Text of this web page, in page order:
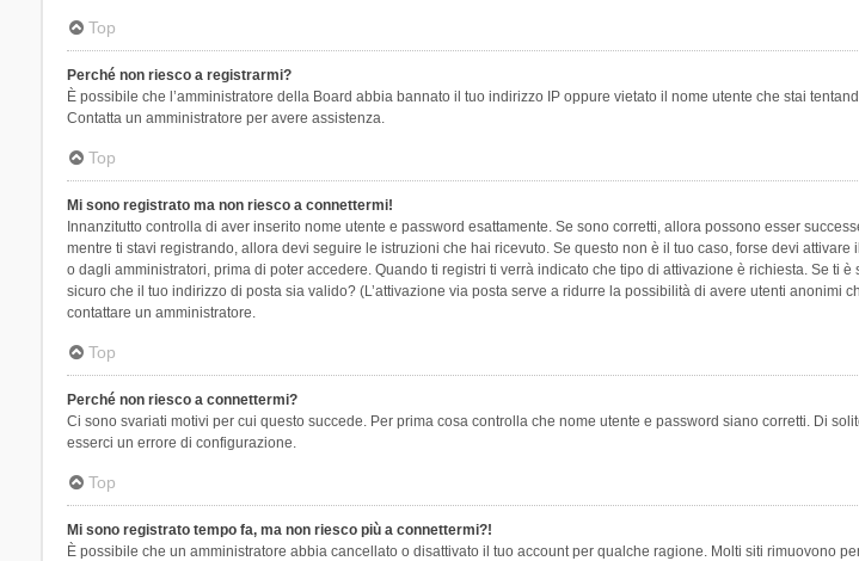
Top
Perché non riesco a registrarmi?
È possibile che l’amministratore della Board abbia bannato il tuo indirizzo IP oppure vietato il nome utente che stai
Contatta un amministratore per avere assistenza.
Top
Mi sono registrato ma non riesco a connettermi!
Innanzitutto controlla di aver inserito nome utente e password esattamente. Se sono corretti, allora possono esser
mentre ti stavi registrando, allora devi seguire le istruzioni che hai ricevuto. Se questo non è il tuo caso, forse devi
o dagli amministratori, prima di poter accedere. Quando ti registri ti verrà indicato che tipo di attivazione è richiesta. Se
sicuro che il tuo indirizzo di posta sia valido? (L’attivazione via posta serve a ridurre la possibilità di avere utenti
contattare un amministratore.
Top
Perché non riesco a connettermi?
Ci sono svariati motivi per cui questo succede. Per prima cosa controlla che nome utente e password siano corretti. Di
esserci un errore di configurazione.
Top
Mi sono registrato tempo fa, ma non riesco più a connettermi?!
È possibile che un amministratore abbia cancellato o disattivato il tuo account per qualche ragione. Molti siti rimuovono